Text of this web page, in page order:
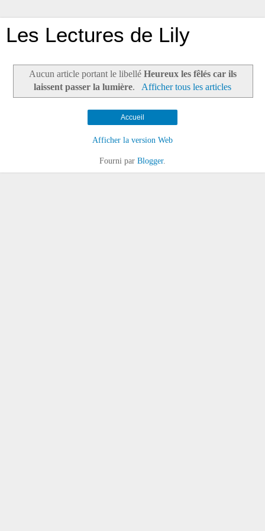
Les Lectures de Lily
Aucun article portant le libellé Heureux les fêlés car ils
laissent passer la lumière. Afficher tous les articles
Accueil
Afficher la version Web
Fourni par Blogger.